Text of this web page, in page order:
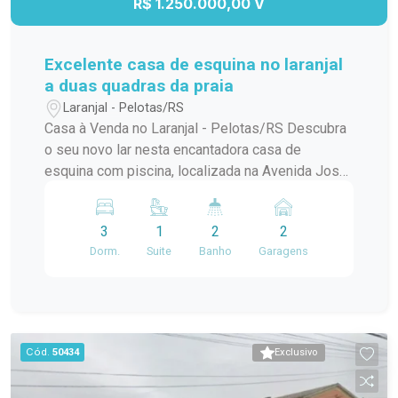
R$ 1.250.000,00 V
Excelente casa de esquina no laranjal
a duas quadras da praia
Laranjal - Pelotas/RS
Casa à Venda no Laranjal - Pelotas/RS Descubra
o seu novo lar nesta encantadora casa de
esquina com piscina, localizada na Avenida José
da praia. Com 240 m² de área construída, este
sobrado é ideal para quem busca conforto e
praticidade. No térreo, você encontrará uma
confraternização. O ambiente ainda conta com
uma aconchegante lareira e um jardim de inverno
que traz luz natural e frescor ao espaço. Além
3
Dorm.
1
Suite
2
Banho
2
Garagens
Exclusivo
Cód. 50434